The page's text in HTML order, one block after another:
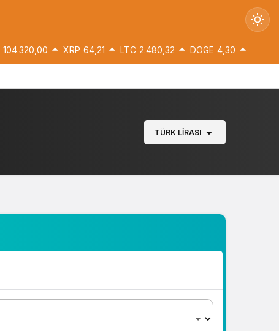
Gündüz modunu seçin.
Gece modunu seçin.
Sistem Modu
104.320,00 XRP 64,21 LTC 2.480,32 DOGE 4,30
TÜRK LIRASI